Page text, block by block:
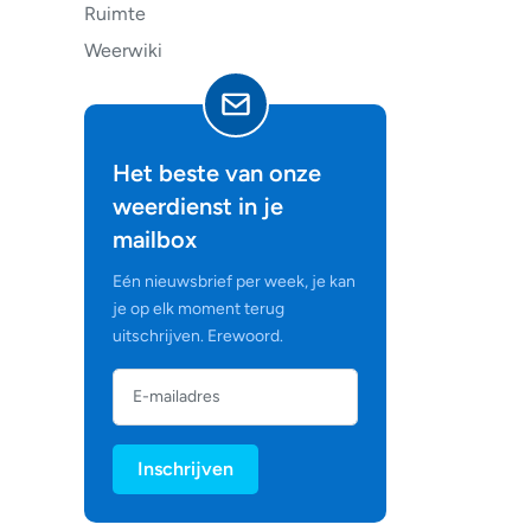
Ruimte
Weerwiki
Het beste van onze
weerdienst in je
mailbox
Eén nieuwsbrief per week, je kan
je op elk moment terug
uitschrijven. Erewoord.
Inschrijven